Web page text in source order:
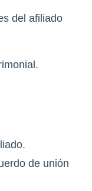
del afiliado
de unión